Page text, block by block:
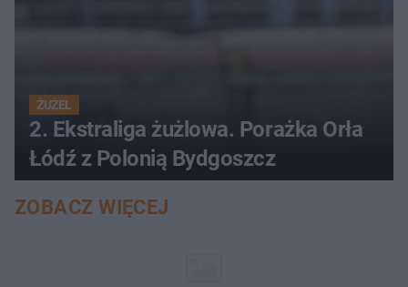
ŻUŻEL
2. Ekstraliga żużlowa. Porażka Orła
Łódź z Polonią Bydgoszcz
ZOBACZ WIĘCEJ